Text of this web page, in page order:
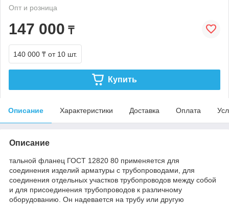
Опт и розница
147 000 ₸
140 000 ₸ от 10 шт.
Купить
Описание Характеристики Доставка Оплата
Описание
тальной фланец ГОСТ 12820 80 применяется для
соединения изделий арматуры с трубопроводами, для
соединения отдельных участков трубопроводов между собой
и для присоединения трубопроводов к различному
оборудованию. Он надевается на трубу или другую